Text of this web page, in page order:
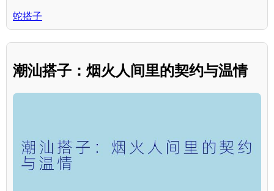
蛇搭子
潮汕搭子：烟火人间里的契约与温情